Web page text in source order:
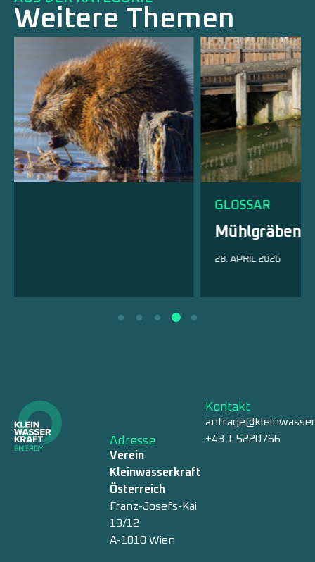
Weitere Themen
Adresse
Verein
Kleinwasserkraft
Österreich
Franz-Josefs-Kai
13/12
A-1010 Wien
Kontakt
+43 1 5220766